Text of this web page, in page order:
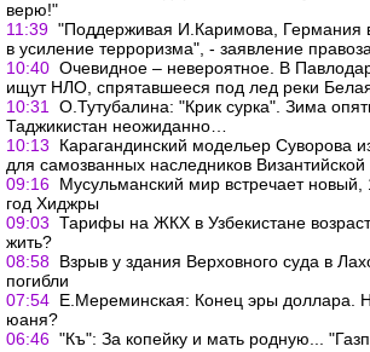
верю!"
11:39 "Поддерживая И.Каримова, Германия
в усиление терроризма", - заявление
10:40 Очевидное – невероятное. В
ищут НЛО, спрятавшееся под лед реки
10:31
О.Тутубалина: "Крик сурка". Зима
Таджикистан неожиданно…
10:13
Карагандинский модельер Суворова
для самозванных наследников
09:16 Мусульманский мир встречает
год Хиджры
09:03 Тарифы на ЖКХ в Узбекистане
жить?
08:58 Взрыв у здания Верховного суда в
погибли
07:54 Е.Мереминская: Конец эры доллара.
юаня?
06:46 "Къ": За копейку и мать родную...